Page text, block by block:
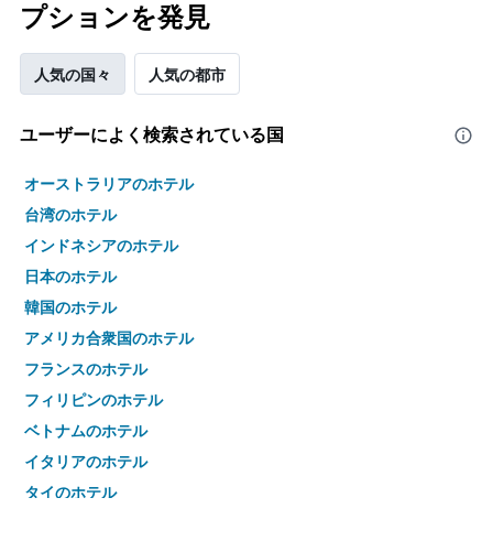
プションを発見
人気の国々 人気の都市
ユーザーによく検索されている国
オーストラリアのホテル
台湾のホテル
インドネシアのホテル
日本のホテル
韓国のホテル
アメリカ合衆国のホテル
フランスのホテル
フィリピンのホテル
ベトナムのホテル
イタリアのホテル
タイのホテル